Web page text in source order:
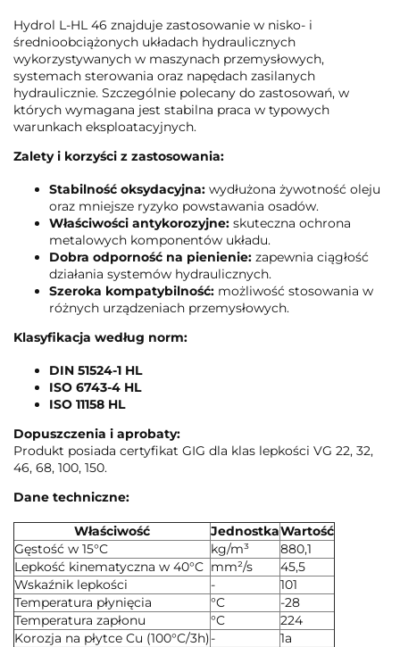
Hydrol L-HL 46 znajduje zastosowanie w nisko- i
średnioobciążonych układach hydraulicznych
wykorzystywanych w maszynach przemysłowych,
systemach sterowania oraz napędach zasilanych
hydraulicznie. Szczególnie polecany do zastosowań, w
których wymagana jest stabilna praca w typowych
warunkach eksploatacyjnych.
Zalety i korzyści z zastosowania:
Stabilność oksydacyjna: wydłużona żywotność oleju
oraz mniejsze ryzyko powstawania osadów.
Właściwości antykorozyjne: skuteczna ochrona
metalowych komponentów układu.
Dobra odporność na pienienie: zapewnia ciągłość
działania systemów hydraulicznych.
Szeroka kompatybilność: możliwość stosowania w
różnych urządzeniach przemysłowych.
Klasyfikacja według norm:
DIN 51524-1 HL
ISO 6743-4 HL
ISO 11158 HL
Dopuszczenia i aprobaty:
Produkt posiada certyfikat GIG dla klas lepkości VG 22, 32,
46, 68, 100, 150.
Dane techniczne:
Właściwość JednostkaWartość
Gęstość w 15°C
kg/m³
880,1
Lepkość kinematyczna w 40°C mm²/s
45,5
Wskaźnik lepkości
-
101
Temperatura płynięcia
°C
-28
Temperatura zapłonu
°C
224
Korozja na płytce Cu (100°C/3h)-
1a